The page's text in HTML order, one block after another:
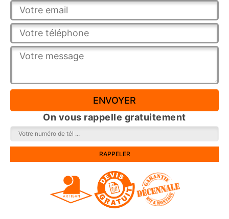
On vous rappelle gratuitement